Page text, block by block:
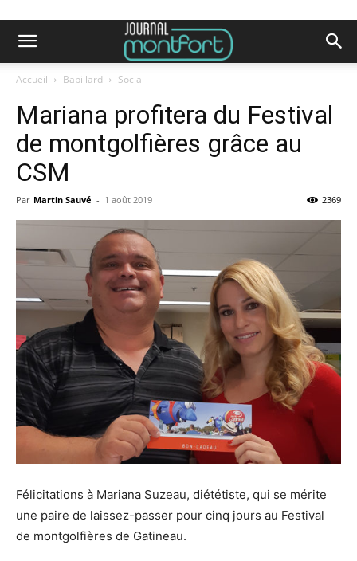
Accueil Babillard Social
Mariana profitera du Festival
de montgolfières grâce au
CSM
Par Martin Sauvé - 1 août 2019 2369
Félicitations à Mariana Suzeau, diététiste, qui se mérite
une paire de laissez-passer pour cinq jours au Festival
de montgolfières de Gatineau.